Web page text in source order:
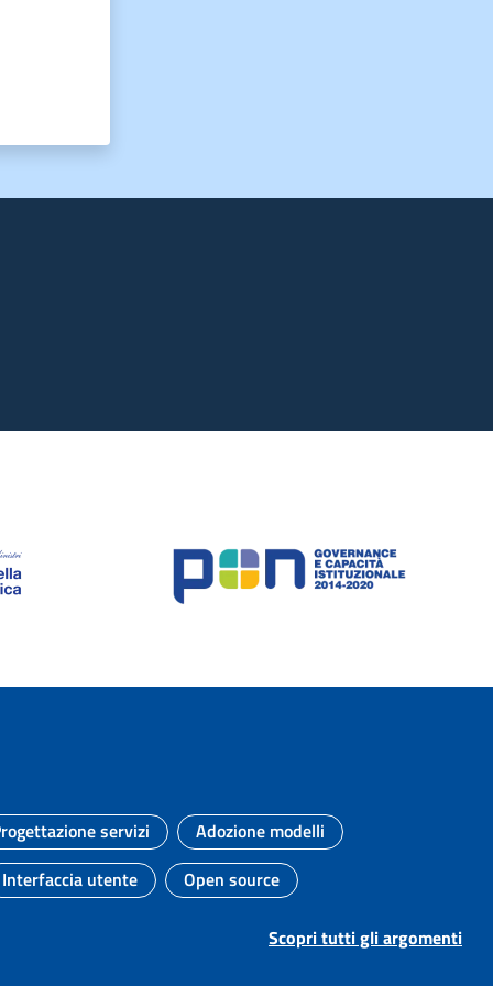
Argomento:
servizi
Argomento:
Adozione modelli
Argomento:
Interfaccia utente
Argomento:
Open source
Scopri tutti gli argomenti